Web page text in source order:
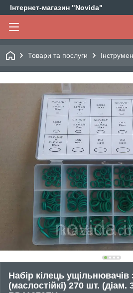
Інтернет-магазин "Novida"
Товари та послуги
Набір кілець ущільнювачів
(маслостійкі) 270 шт. (діам.